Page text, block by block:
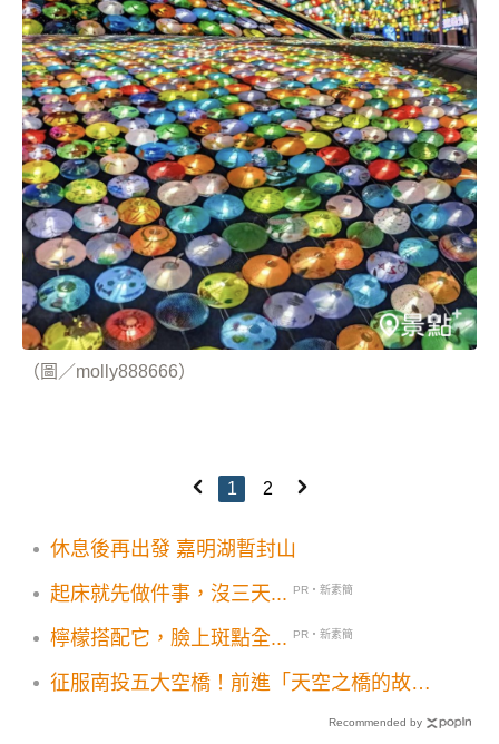
（圖／molly888666）
1 2
休息後再出發 嘉明湖暫封山
起床就先做件事，沒三天...
PR・新素簡
檸檬搭配它，臉上斑點全... PR・新素簡
征服南投五大空橋！前進「天空之橋的故
Recommended by